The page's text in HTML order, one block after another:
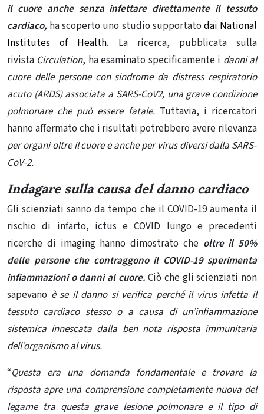
il cuore anche senza infettare direttamente il tessuto
cardiaco, ha scoperto uno studio supportato dai National
Institutes of Health. La ricerca, pubblicata sulla
rivista Circulation, ha esaminato specificamente i danni al
cuore delle persone con sindrome da distress respiratorio
acuto (ARDS) associata a SARS-CoV2, una grave condizione
polmonare che può essere fatale.Tuttavia, i ricercatori
hanno affermato che i risultati potrebbero avere rilevanza
per organi oltre il cuore e anche per virus diversi dalla SARS-
CoV-2.
Indagare sulla causa del danno cardiaco
Gli scienziati sanno da tempo che il COVID-19 aumenta il
rischio di infarto, ictus e COVID lungo e precedenti
ricerche di imaging hanno dimostrato che oltre il 50%
delle persone che contraggono il COVID-19 sperimenta
infiammazioni o danni al cuore. Ciò che gli scienziati non
sapevano è se il danno si verifica perché il virus infetta il
tessuto cardiaco stesso o a causa di un’infiammazione
sistemica innescata dalla ben nota risposta immunitaria
dell’organismo al virus.
“Questa era una domanda fondamentale e trovare la
risposta apre una comprensione completamente nuova del
legame tra questa grave lesione polmonare e il tipo di